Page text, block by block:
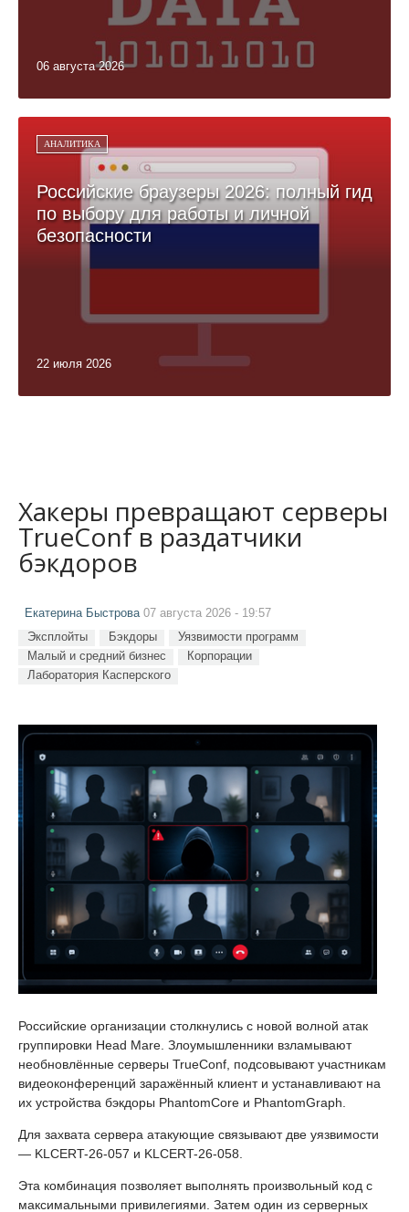
06 августа 2026
АНАЛИТИКА
Российские браузеры 2026: полный гид
по выбору для работы и личной
безопасности
22 июля 2026
Хакеры превращают серверы
TrueConf в раздатчики
бэкдоров
Екатерина Быстрова 07 августа 2026 - 19:57
Эксплойты Бэкдоры
Уязвимости программ
Малый и средний бизнес
Корпорации
Лаборатория Касперского
Российские организации столкнулись с новой волной атак
группировки Head Mare. Злоумышленники взламывают
необновлённые серверы TrueConf, подсовывают участникам
видеоконференций заражённый клиент и устанавливают на
их устройства бэкдоры PhantomCore и PhantomGraph.
Для захвата сервера атакующие связывают две уязвимости
— KLCERT-26-057 и KLCERT-26-058.
Эта комбинация позволяет выполнять произвольный код с
максимальными привилегиями. Затем один из серверных